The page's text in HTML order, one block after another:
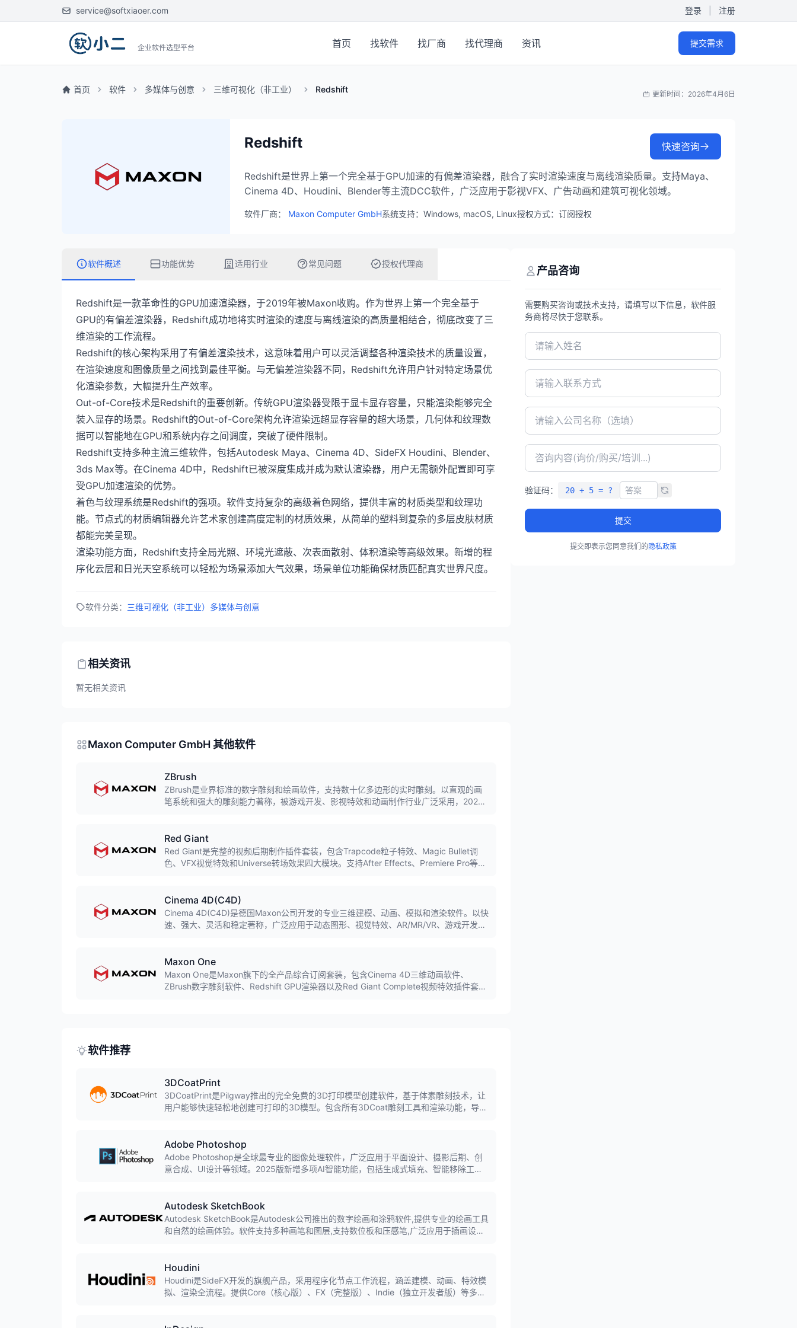
service@softxiaoer.com 登录 注册
企业软件选型平台 首页 找软件 找厂商 找代理商 资讯 提交需求
首页 软件 多媒体与创意 三维可视化（非工业） Redshift 更新时间：2026年4月6日
Redshift 快速咨询
Redshift是世界上第一个完全基于GPU加速的有偏差渲染器，融合了实时渲染速度与离线渲染质量。支持Maya、
Cinema 4D、Houdini、Blender等主流DCC软件，广泛应用于影视VFX、广告动画和建筑可视化领域。
软件厂商： Maxon Computer GmbH系统支持：Windows, macOS, Linux授权方式：订阅授权
软件概述 功能优势 适用行业 常见问题 授权代理商
Redshift是一款革命性的GPU加速渲染器，于2019年被Maxon收购。作为世界上第一个完全基于
GPU的有偏差渲染器，Redshift成功地将实时渲染的速度与离线渲染的高质量相结合，彻底改变了三
维渲染的工作流程。
Redshift的核心架构采用了有偏差渲染技术，这意味着用户可以灵活调整各种渲染技术的质量设置，
在渲染速度和图像质量之间找到最佳平衡。与无偏差渲染器不同，Redshift允许用户针对特定场景优
化渲染参数，大幅提升生产效率。
Out-of-Core技术是Redshift的重要创新。传统GPU渲染器受限于显卡显存容量，只能渲染能够完全
装入显存的场景。Redshift的Out-of-Core架构允许渲染远超显存容量的超大场景，几何体和纹理数
据可以智能地在GPU和系统内存之间调度，突破了硬件限制。
Redshift支持多种主流三维软件，包括Autodesk Maya、Cinema 4D、SideFX Houdini、Blender、
3ds Max等。在Cinema 4D中，Redshift已被深度集成并成为默认渲染器，用户无需额外配置即可享
受GPU加速渲染的优势。
着色与纹理系统是Redshift的强项。软件支持复杂的高级着色网络，提供丰富的材质类型和纹理功
能。节点式的材质编辑器允许艺术家创建高度定制的材质效果，从简单的塑料到复杂的多层皮肤材质
都能完美呈现。
渲染功能方面，Redshift支持全局光照、环境光遮蔽、次表面散射、体积渲染等高级效果。新增的程
序化云层和日光天空系统可以轻松为场景添加大气效果，场景单位功能确保材质匹配真实世界尺度。
软件分类： 三维可视化（非工业） 多媒体与创意
相关资讯
暂无相关资讯
Maxon Computer GmbH 其他软件
ZBrush
ZBrush是业界标准的数字雕刻和绘画软件，支持数十亿多边形的实时雕刻。以直观的画
笔系统和强大的雕刻能力著称，被游戏开发、影视特效和动画制作行业广泛采用，2022
Red Giant
Red Giant是完整的视频后期制作插件套装，包含Trapcode粒子特效、Magic Bullet调
色、VFX视觉特效和Universe转场效果四大模块。支持After Effects、Premiere Pro等软
Cinema 4D(C4D)
Cinema 4D(C4D)是德国Maxon公司开发的专业三维建模、动画、模拟和渲染软件。以快
速、强大、灵活和稳定著称，广泛应用于动态图形、视觉特效、AR/MR/VR、游戏开发和
Maxon One
Maxon One是Maxon旗下的全产品综合订阅套装，包含Cinema 4D三维动画软件、
ZBrush数字雕刻软件、Redshift GPU渲染器以及Red Giant Complete视频特效插件套
软件推荐
3DCoatPrint
3DCoatPrint是Pilgway推出的完全免费的3D打印模型创建软件，基于体素雕刻技术，让
用户能够快速轻松地创建可打印的3D模型。包含所有3DCoat雕刻工具和渲染功能，导出
Adobe Photoshop
Adobe Photoshop是全球最专业的图像处理软件，广泛应用于平面设计、摄影后期、创
意合成、UI设计等领域。2025版新增多项AI智能功能，包括生成式填充、智能移除工具
Autodesk SketchBook
Autodesk SketchBook是Autodesk公司推出的数字绘画和涂鸦软件,提供专业的绘画工具
和自然的绘画体验。软件支持多种画笔和图层,支持数位板和压感笔,广泛应用于插画设
Houdini
Houdini是SideFX开发的旗舰产品，采用程序化节点工作流程，涵盖建模、动画、特效模
拟、渲染全流程。提供Core（核心版）、FX（完整版）、Indie（独立开发者版）等多个
产品咨询
需要购买咨询或技术支持，请填写以下信息，软件服
务商将尽快于您联系。
验证码： 20 + 5 = ?
提交
提交即表示您同意我们的隐私政策